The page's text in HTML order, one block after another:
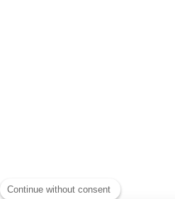
Continue without consent